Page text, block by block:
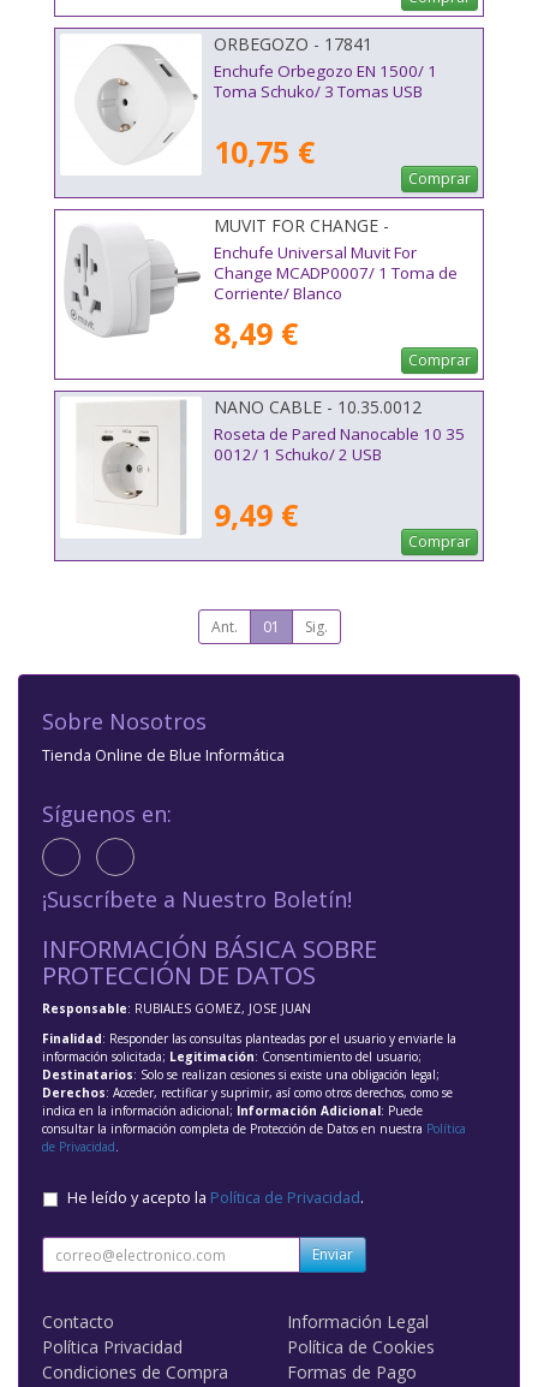
ORBEGOZO - 17841
Enchufe Orbegozo EN 1500/ 1
Toma Schuko/ 3 Tomas USB
10,75 €
Comprar
MUVIT FOR CHANGE -
MCADP0007
Enchufe Universal Muvit For
Change MCADP0007/ 1 Toma de
Corriente/ Blanco
8,49 €
Comprar
NANO CABLE - 10.35.0012
Roseta de Pared Nanocable 10 35
0012/ 1 Schuko/ 2 USB
9,49 €
Comprar
Ant. 01 Sig.
Sobre Nosotros
Tienda Online de Blue Informática
Síguenos en:
¡Suscríbete a Nuestro Boletín!
INFORMACIÓN BÁSICA SOBRE
PROTECCIÓN DE DATOS
Responsable: RUBIALES GOMEZ, JOSE JUAN
Finalidad: Responder las consultas planteadas por el usuario y enviarle la
información solicitada; Legitimación: Consentimiento del usuario;
Destinatarios: Solo se realizan cesiones si existe una obligación legal;
Derechos: Acceder, rectificar y suprimir, así como otros derechos, como se
indica en la información adicional; Información Adicional: Puede
consultar la información completa de Protección de Datos en nuestra Política
de Privacidad.
He leído y acepto la Política de Privacidad.
Enviar
Contacto
Información Legal
Política Privacidad
Política de Cookies
Condiciones de Compra
Formas de Pago